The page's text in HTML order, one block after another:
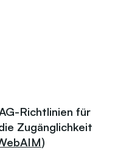
Richtlinien für
Zugänglichkeit
)